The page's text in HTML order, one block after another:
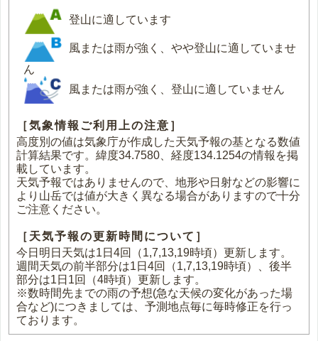
登山に適しています
風または雨が強く、やや登山に適していませ
ん
風または雨が強く、登山に適していません
［気象情報ご利用上の注意］
高度別の値は気象庁が作成した天気予報の基となる数値
計算結果です。緯度34.7580、経度134.1254の情報を掲
載しています。
天気予報ではありませんので、地形や日射などの影響に
より山岳では値が大きく異なる場合がありますので十分
ご注意ください。
［天気予報の更新時間について］
今日明日天気は1日4回（1,7,13,19時頃）更新します。
週間天気の前半部分は1日4回（1,7,13,19時頃）、後半
部分は1日1回（4時頃）更新します。
※数時間先までの雨の予想(急な天候の変化があった場
合など)につきましては、予測地点毎に毎時修正を行っ
ております。